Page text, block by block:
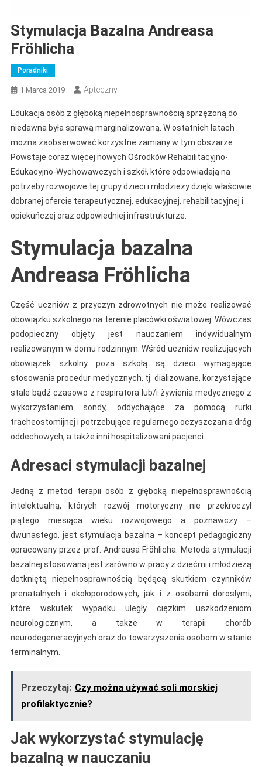
Stymulacja Bazalna Andreasa
Fröhlicha
Poradniki
1 Marca 2019 Apteczny
Edukacja osób z głęboką niepełnosprawnością sprzężoną do
niedawna była sprawą marginalizowaną. W ostatnich latach
można zaobserwować korzystne zamiany w tym obszarze.
Powstaje coraz więcej nowych Ośrodków Rehabilitacyjno-
Edukacyjno-Wychowawczych i szkół, które odpowiadają na
potrzeby rozwojowe tej grupy dzieci i młodzieży dzięki właściwie
dobranej ofercie terapeutycznej, edukacyjnej, rehabilitacyjnej i
opiekuńczej oraz odpowiedniej infrastrukturze.
Stymulacja bazalna
Andreasa Fröhlicha
Część uczniów z przyczyn zdrowotnych nie może realizować
obowiązku szkolnego na terenie placówki oświatowej. Wówczas
podopieczny objęty jest nauczaniem indywidualnym
realizowanym w domu rodzinnym. Wśród uczniów realizujących
obowiązek szkolny poza szkołą są dzieci wymagające
stosowania procedur medycznych, tj. dializowane, korzystające
stale bądź czasowo z respiratora lub/i żywienia medycznego z
wykorzystaniem sondy, oddychające za pomocą rurki
tracheostomijnej i potrzebujące regularnego oczyszczania dróg
oddechowych, a także inni hospitalizowani pacjenci.
Adresaci stymulacji bazalnej
Jedną z metod terapii osób z głęboką niepełnosprawnością
intelektualną, których rozwój motoryczny nie przekroczył
piątego miesiąca wieku rozwojowego a poznawczy –
dwunastego, jest stymulacja bazalna – koncept pedagogiczny
opracowany przez prof. Andreasa Fröhlicha.
Metoda stymulacji
bazalnej stosowana jest zarówno w pracy z dziećmi i młodzieżą
dotkniętą niepełnosprawnością będącą skutkiem czynników
prenatalnych i okołoporodowych, jak i z osobami dorosłymi,
które wskutek wypadku uległy ciężkim uszkodzeniom
neurologicznym, a także w terapii chorób
neurodegeneracyjnych oraz do towarzyszenia osobom w stanie
terminalnym.
Przeczytaj: Czy można używać soli morskiej
profilaktycznie?
Jak wykorzystać stymulację
bazalną w nauczaniu